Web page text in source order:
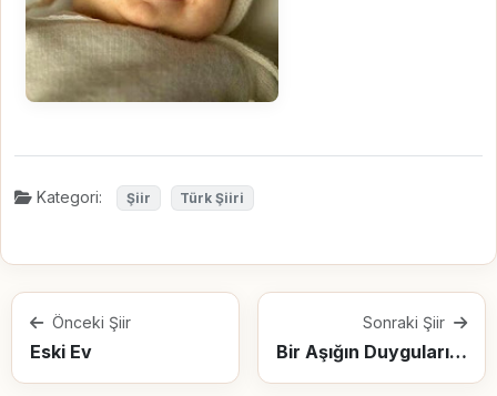
Kategori: Şiir Türk Şiiri
Önceki Şiir
Eski Ev
Sonraki Şiir
Bir Aşığın Duygularının Değiştiğinin İşaretleri ve Aşıktan Kurtulma Yolları